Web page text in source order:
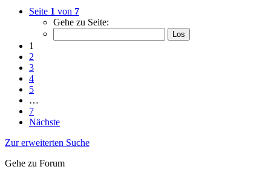
Seite 1 von 7
Gehe zu Seite:
1
2
3
4
5
…
7
Nächste
Zur erweiterten Suche
Gehe zu Forum